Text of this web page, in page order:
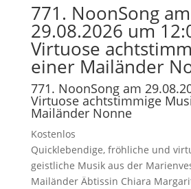
771. NoonSong am
29.08.2026 um
Virtuose
einer Mailänder
771. NoonSong am
Virtuose achtstimmige
Mailänder Nonne
Kostenlos
Quicklebendige, fröhliche und
geistliche Musik aus der
Mailänder Äbtissin Chiara